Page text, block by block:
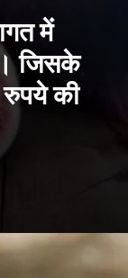
में
जिसके
की